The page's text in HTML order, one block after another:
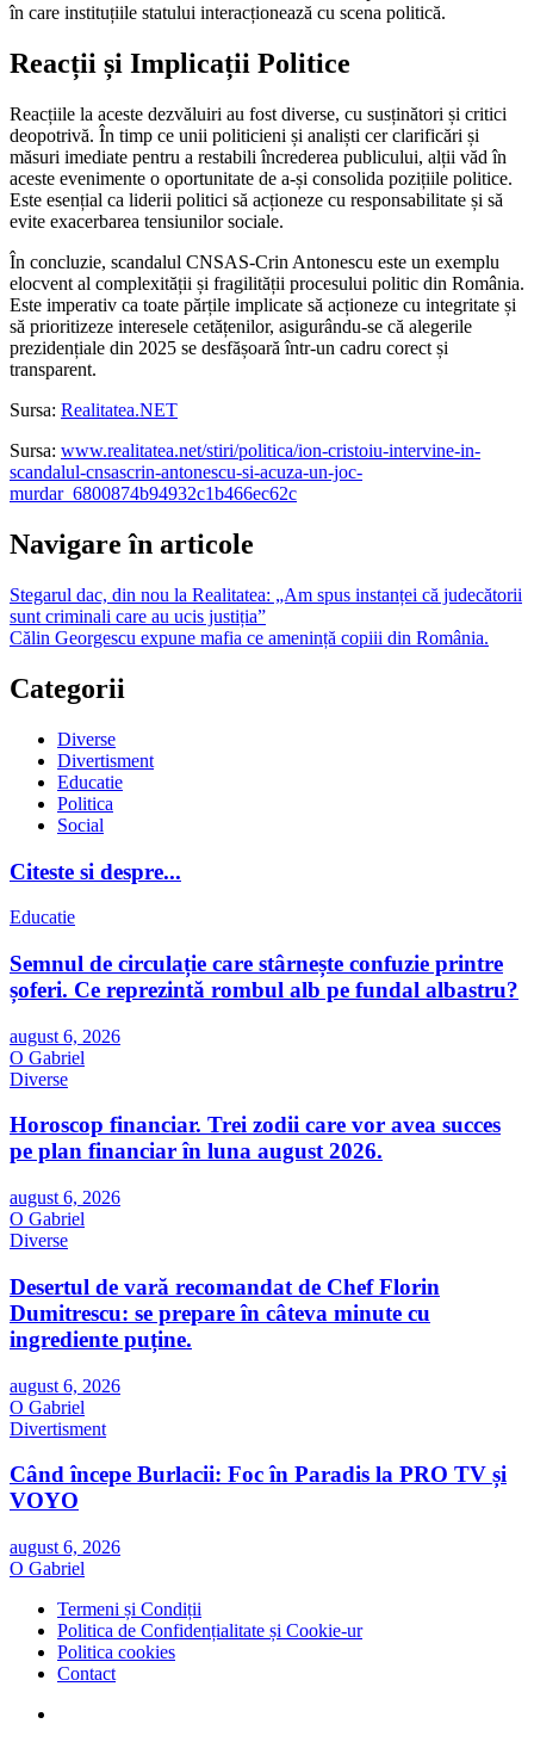
în care instituțiile statului interacționează cu scena politică.
Reacții și Implicații Politice
Reacțiile la aceste dezvăluiri au fost diverse, cu susținători și critici
deopotrivă. În timp ce unii politicieni și analiști cer clarificări și
măsuri imediate pentru a restabili încrederea publicului, alții văd în
aceste evenimente o oportunitate de a-și consolida pozițiile politice.
Este esențial ca liderii politici să acționeze cu responsabilitate și să
evite exacerbarea tensiunilor sociale.
În concluzie, scandalul CNSAS-Crin Antonescu este un exemplu
elocvent al complexității și fragilității procesului politic din România.
Este imperativ ca toate părțile implicate să acționeze cu integritate și
să prioritizeze interesele cetățenilor, asigurându-se că alegerile
prezidențiale din 2025 se desfășoară într-un cadru corect și
transparent.
Sursa: Realitatea.NET
Sursa: www.realitatea.net/stiri/politica/ion-cristoiu-intervine-in-
scandalul-cnsascrin-antonescu-si-acuza-un-joc-
murdar_6800874b94932c1b466ec62c
Navigare în articole
Stegarul dac, din nou la Realitatea: „Am spus instanței că judecătorii
sunt criminali care au ucis justiția”
Călin Georgescu expune mafia ce amenință copiii din România.
Categorii
Diverse
Divertisment
Educatie
Politica
Social
Citeste si despre...
Educatie
Semnul de circulație care stârnește confuzie printre
șoferi. Ce reprezintă rombul alb pe fundal albastru?
august 6, 2026
O Gabriel
Diverse
Horoscop financiar. Trei zodii care vor avea succes
pe plan financiar în luna august 2026.
august 6, 2026
O Gabriel
Diverse
Desertul de vară recomandat de Chef Florin
Dumitrescu: se prepare în câteva minute cu
ingrediente puține.
august 6, 2026
O Gabriel
Divertisment
Când începe Burlacii: Foc în Paradis la PRO TV și
VOYO
august 6, 2026
O Gabriel
Termeni și Condiții
Politica de Confidențialitate și Cookie-ur
Politica cookies
Contact